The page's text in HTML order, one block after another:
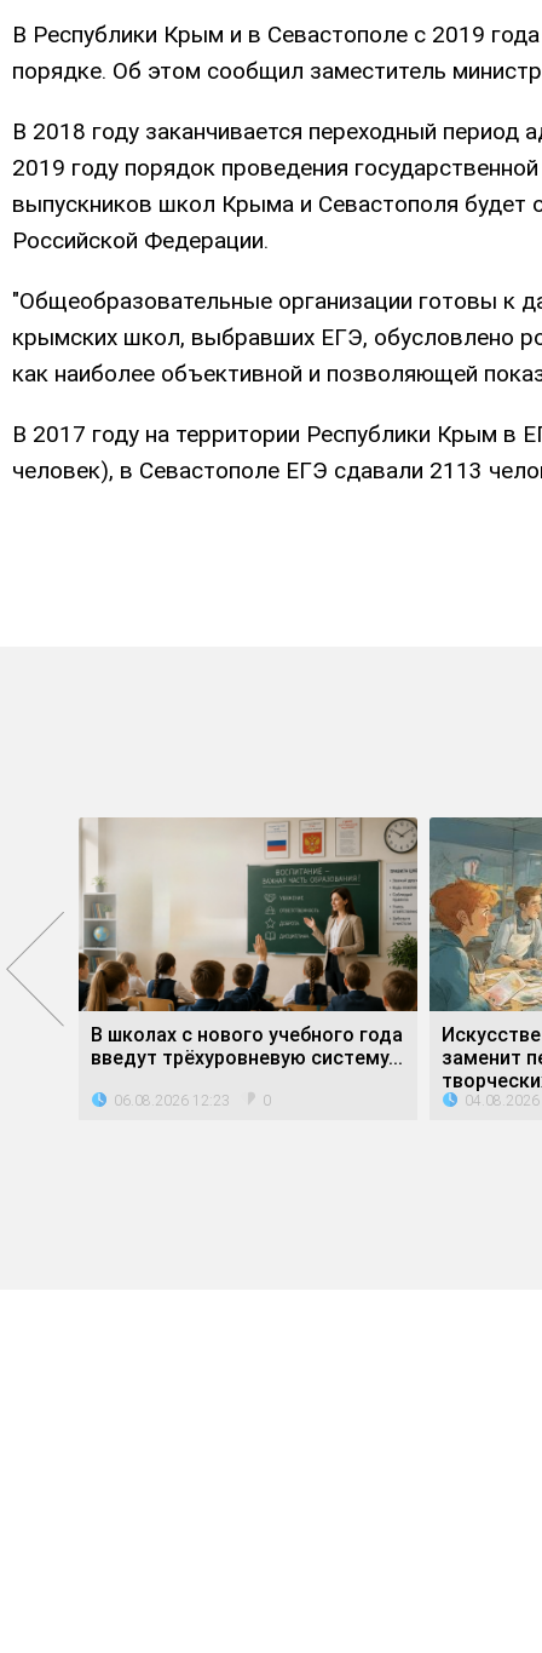
В Республики Крым и в Севастополе с 2019
порядке. Об этом сообщил заместитель
В 2018 году заканчивается переходный период
2019 году порядок проведения
выпускников школ Крыма и Севастополя будет
Российской Федерации.
"Общеобразовательные организации готовы к
крымских школ, выбравших ЕГЭ, обусловлено
как наиболее объективной и позволяющей
В 2017 году на территории Республики Крым в
человек), в Севастополе ЕГЭ сдавали 2113
В школах с нового учебного года
введут трёхуровневую систему...
06.08.2026 12:23 0
заменит